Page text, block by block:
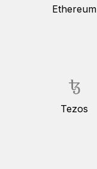
Ethereum
Tezos